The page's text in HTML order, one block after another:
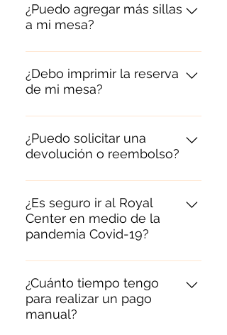
de mesas que desees.
¿Puedo agregar más sillas
a mi mesa?
No es posible, cada mesa tiene
un aforo establecido que no
puede ser alterado
¿Debo imprimir la reserva
de mi mesa?
El PDF que se te envia luego de
realizada tu compra debes
presentarlo en el momento del
¿Puedo solicitar una
devolución o reembolso?
Las compras realizadas no
tienen reembolso.
¿Es seguro ir al Royal
Center en medio de la
pandemia Covid-19?
Contamos con todos los
protocolos de Bioseguridad
para que disfrutes con nosotros
de la forma más segura posible.
¿Cuánto tiempo tengo
para realizar un pago
manual?